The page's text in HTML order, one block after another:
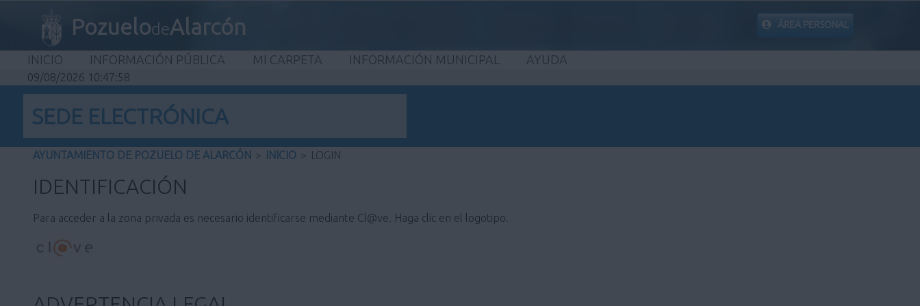
PozuelodeAlarcón ÁREA PERSONAL
INICIO INFORMACIÓN PÚBLICA MI CARPETA INFORMACIÓN MUNICIPAL AYUDA
09/08/2026 10:47:58
SEDE ELECTRÓNICA
AYUNTAMIENTO DE POZUELO DE ALARCÓN > INICIO > LOGIN
IDENTIFICACIÓN
Para acceder a la zona privada es necesario identificarse mediante Cl@ve. Haga clic en el logotipo.